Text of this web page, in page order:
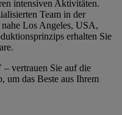
intensiven Aktivitäten.
Team in der
Los Angeles, USA,
erhalten Sie
vertrauen Sie auf die
um das Beste aus Ihrem